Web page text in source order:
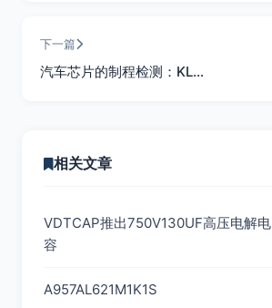
下一篇
汽车芯片的制程检测：KL…
相关文章
VDTCAP推出750V130UF高压电解电
容
A957AL621M1K1S